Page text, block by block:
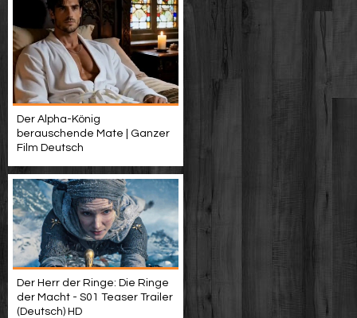
Der Alpha-König
berauschende Mate | Ganzer
Film Deutsch
Der Herr der Ringe: Die Ringe
der Macht - S01 Teaser Trailer
(Deutsch) HD